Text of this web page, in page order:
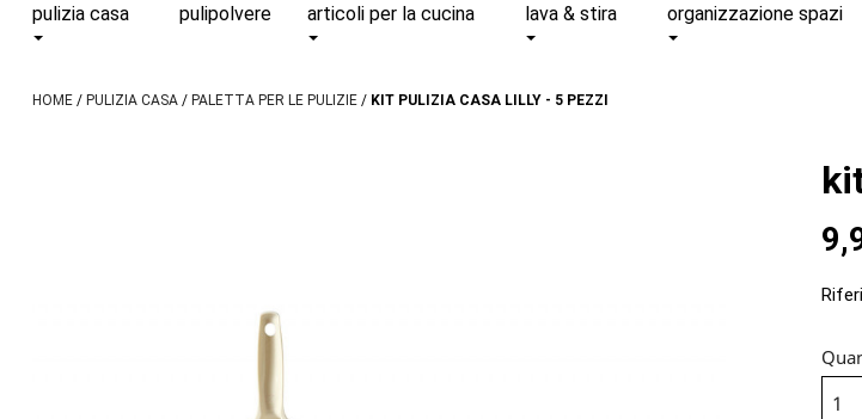
pulizia casa pulipolvere articoli per la cucina lava & stira organizzazione spazi
HOME PULIZIA CASA PALETTA PER LE PULIZIE KIT PULIZIA CASA LILLY - 5 PEZZI